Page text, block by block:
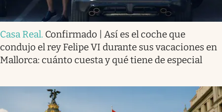
Casa Real. Confirmado | Así es el coche que
condujo el rey Felipe VI durante sus vacaciones en
Mallorca: cuánto cuesta y qué tiene de especial